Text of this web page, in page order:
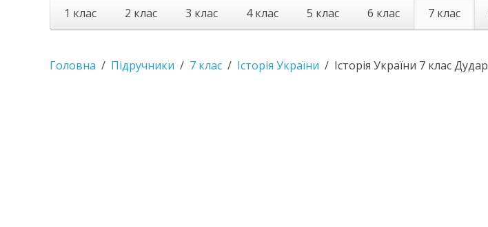
1 клас 2 клас 3 клас 4 клас 5 клас 6 клас 7 клас
Головна Підручники 7 клас Історія України Історія України 7 клас Дудар